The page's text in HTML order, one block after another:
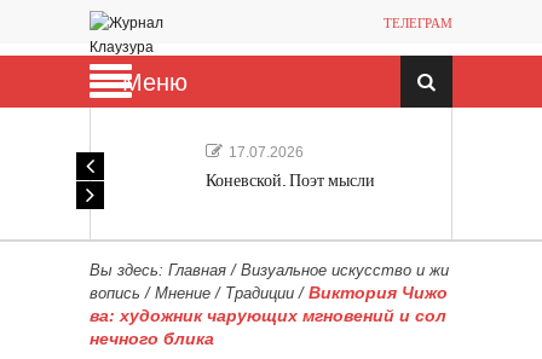
ТЕЛЕГРАМ
Меню
17.07.2026
Коневской. Поэт мысли
Вы здесь: Главная / Визуальное искусство и жи
вопись / Мнение / Традиции / Виктория Чижо
ва: художник чарующих мгновений и сол
нечного блика